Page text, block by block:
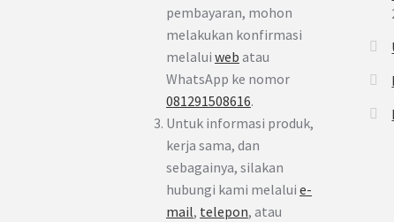
pembayaran, mohon
melakukan konfirmasi
melaluiweb atau
WhatsApp ke nomor
081291508616.
Untuk informasi produk,
kerja sama, dan
sebagainya, silakan
hubungi kami melaluie-
mail, telepon, atau